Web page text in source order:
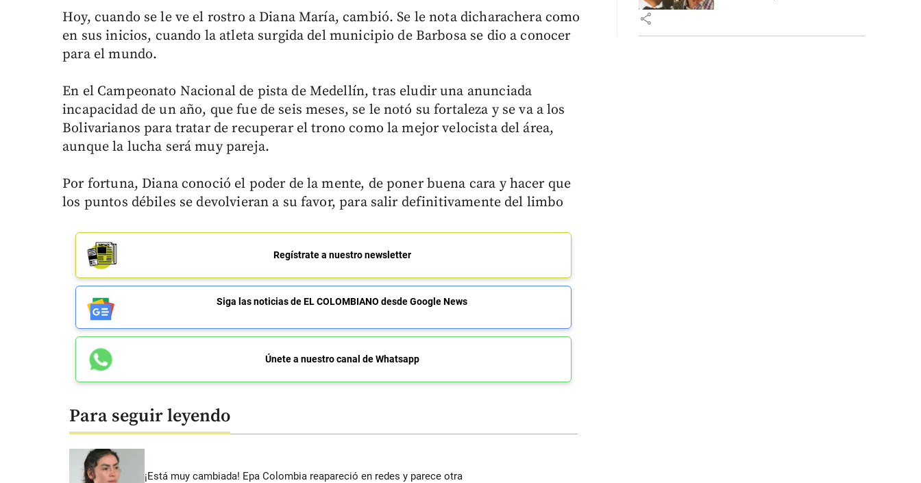
Hoy, cuando se le ve el rostro a Diana María, cambió. Se le nota dicharachera como
en sus inicios, cuando la atleta surgida del municipio de Barbosa se dio a conocer
para el mundo.
En el Campeonato Nacional de pista de Medellín, tras eludir una anunciada
incapacidad de un año, que fue de seis meses, se le notó su fortaleza y se va a los
Bolivarianos para tratar de recuperar el trono como la mejor velocista del área,
aunque la lucha será muy pareja.
Por fortuna, Diana conoció el poder de la mente, de poner buena cara y hacer que
los puntos débiles se devolvieran a su favor, para salir definitivamente del limbo
Regístrate a nuestro newsletter
Siga las noticias de EL COLOMBIANO desde Google News
Únete a nuestro canal de Whatsapp
Para seguir leyendo
¡Está muy cambiada! Epa Colombia reapareció en redes y parece otra
share